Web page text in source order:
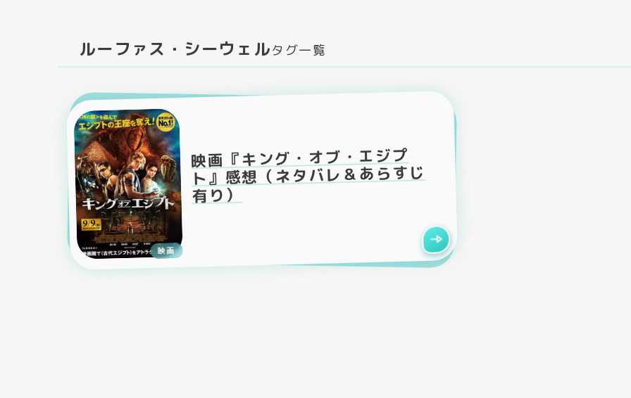
ルーファス・シーウェルタグ一覧
映画『キング・オブ・エジプ
ト』感想（ネタバレ＆あらすじ
有り）
映画